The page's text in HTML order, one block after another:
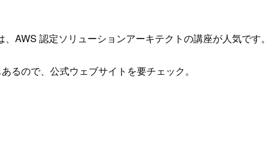
、AWS 認定ソリューションアーキテクトの講座が人気です
るので、公式ウェブサイトを要チェック。